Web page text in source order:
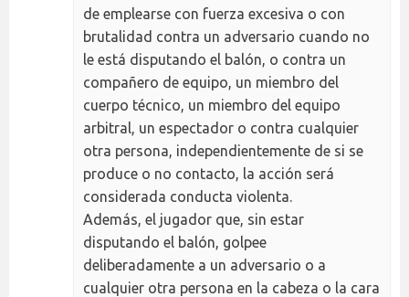
de emplearse con fuerza excesiva o con
brutalidad contra un adversario cuando no
le está disputando el balón, o contra un
compañero de equipo, un miembro del
cuerpo técnico, un miembro del equipo
arbitral, un espectador o contra cualquier
otra persona, independientemente de si se
produce o no contacto, la acción será
considerada conducta violenta.
Además, el jugador que, sin estar
disputando el balón, golpee
deliberadamente a un adversario o a
cualquier otra persona en la cabeza o la cara